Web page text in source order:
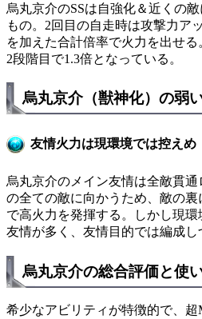
烏丸京介のSSは自強化＆近くの
もの。2回目の自走時は攻撃力ア
を加えた合計倍率で火力を出せる
2段階目で1.3倍となっている。
烏丸京介（獣神化）の弱
友情火力は現環境では控えめ
烏丸京介のメイン友情は全敵貫
の全ての敵に向かうため、敵の
で高火力を発揮する。しかし現
友情が多く、友情目的では編成し
烏丸京介の総合評価と使
希少なアビリティが特徴的で、